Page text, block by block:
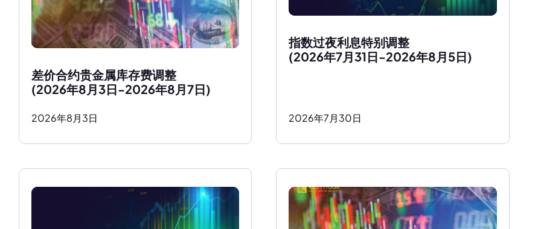
差价合约贵金属库存费调整
(2026年8月3日-2026年8月7日)
2026年8月3日
指数过夜利息特别调整
(2026年7月31日-2026年8月5日)
2026年7月30日